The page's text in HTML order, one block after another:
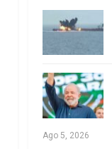
Ago 5, 2026